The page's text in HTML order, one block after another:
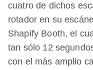
cuatro de dichos
rotador en su
Shapify Booth, el
tan sólo 12
con el más amplio